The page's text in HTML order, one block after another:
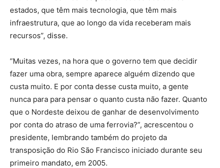
estados, que têm mais tecnologia, que têm mais
infraestrutura, que ao longo da vida receberam mais
recursos”, disse.
“Muitas vezes, na hora que o governo tem que decidir
fazer uma obra, sempre aparece alguém dizendo que
custa muito. E por conta desse custa muito, a gente
nunca para para pensar o quanto custa não fazer. Quanto
que o Nordeste deixou de ganhar de desenvolvimento
por conta do atraso de uma ferrovia?”, acrescentou o
presidente, lembrando também do projeto da
transposição do Rio São Francisco iniciado durante seu
primeiro mandato, em 2005.